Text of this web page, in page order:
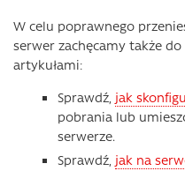
W celu poprawnego
serwer zachęcamy także
artykułami:
Sprawdź, jak
pobrania lub
serwerze.
Sprawdź, jak na